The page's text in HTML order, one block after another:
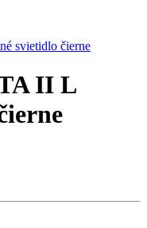
svietidlo čierne
II L